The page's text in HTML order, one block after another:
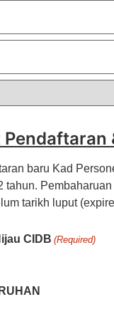
baru Kad
tahun.
tarikh luput
CIDB (Required)